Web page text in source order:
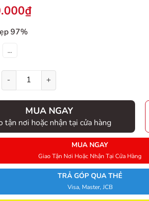
97%
...
- +
MUA NGAY
tận nơi hoặc nhận tại cửa hàng
MUA NGAY
Giao Tận Nơi Hoặc Nhận Tại Cửa Hàng
TRẢ GÓP QUA THẺ
Visa, Master, JCB